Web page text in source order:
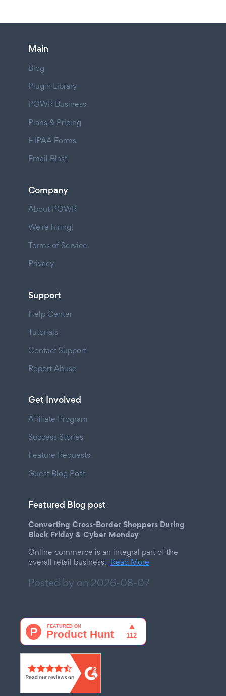
Main
Blog
Plugin Library
POWR Business
Plans & Pricing
HIPAA Forms
Email Blast
Company
About POWR
We're hiring!
Terms of Service
Privacy
Support
Help Center
Tutorials
Contact Support
Report Abuse
Get Involved
Affiliate Program
Success Stories
Feature Requests
Guest Blog Post
Featured Blog post
Converting Cross-Border Shoppers During
Black Friday & Cyber Monday
Online commerce is an integral part of the
overall retail business. Read More
Posted by on 2026-08-07